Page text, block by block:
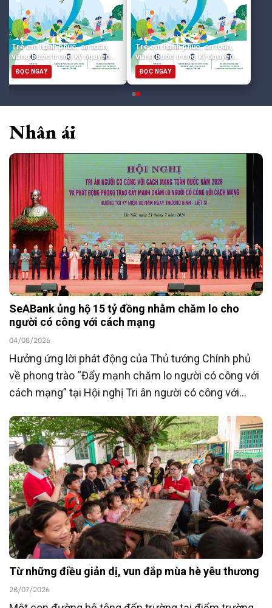
Trẻ em hạnh phúc, an toàn,
vững bước trong kỷ nguyên
số
ĐỌC NGAY
Trẻ em hạnh phúc, an toàn,
vững bước trong kỷ nguyên
số
ĐỌC NGAY
Nhân ái
SeABank ủng hộ 15 tỷ đồng nhằm chăm lo cho
người có công với cách mạng
04/08/2026
Hưởng ứng lời phát động của Thủ tướng Chính phủ
về phong trào “Đẩy mạnh chăm lo người có công với
cách mạng” tại Hội nghị Tri ân người có công với
23/7/2026, Ngân hàng TMCP Đông Nam Á
(SeABank) đã ủng hộ 15 tỷ đồng góp phần chăm lo
người có công với cách mạng hướng tới kỷ niệm 80
năm Ngày Thương binh - Liệt sĩ (27/7/1947 -
27/7/2027).
Từ những điều giản dị, vun đắp mùa hè yêu thương
28/07/2026